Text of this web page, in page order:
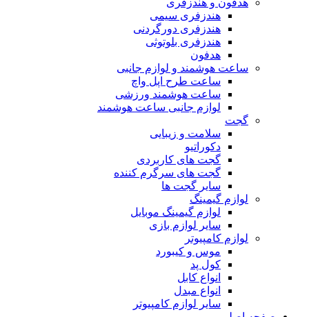
هدفون و هندزفری
هندزفری سیمی
هندزفری دورگردنی
هندزفری بلوتوثی
هدفون
ساعت هوشمند و لوازم جانبی
ساعت طرح اپل واچ
ساعت هوشمند ورزشی
لوازم جانبی ساعت هوشمند
گجت
سلامت و زیبایی
دکوراتیو
گجت های کاربردی
گجت های سرگرم کننده
سایر گجت ها
لوازم گیمینگ
لوازم گیمینگ موبایل
سایر لوازم بازی
لوازم کامپیوتر
موس و کیبورد
کول پد
انواع کابل
انواع مبدل
سایر لوازم کامپیوتر